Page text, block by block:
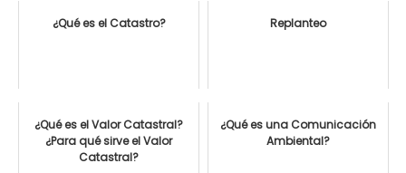
¿Qué es el Catastro? Replanteo
¿Qué es el Valor Catastral?
¿Para qué sirve el Valor
Catastral?
¿Qué es una Comunicación
Ambiental?